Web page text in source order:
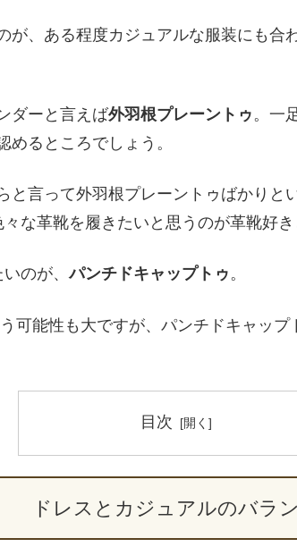
が、ある程度カジュアルな服装にも合
ダーと言えば外羽根プレーントゥ。一
めるところでしょう。
と言って外羽根プレーントゥばかりと
な革靴を履きたいと思うのが革靴好き
いのが、パンチドキャップトゥ。
可能性も大ですが、パンチドキャッ
目次
ドレスとカジュアルのバラ